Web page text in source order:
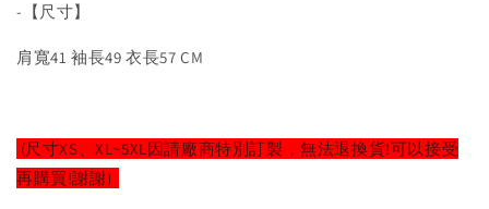
-【尺寸】
肩寬41 袖長49 衣長57 CM
(尺寸XS、XL~5XL因請廠商特別訂製，無法退換貨!可以接受
再購買!謝謝)